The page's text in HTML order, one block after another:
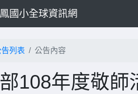
國小全球資訊網
列表 公告內容
108年度敬師